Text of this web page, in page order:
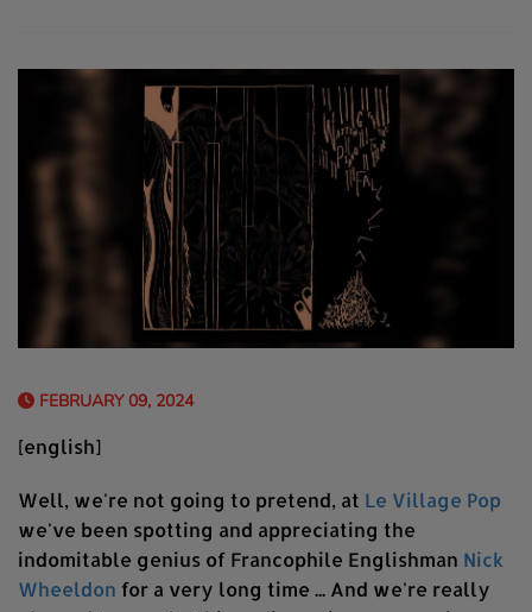
FEBRUARY 09, 2024
[english]
Well, we're not going to pretend, at Le Village Pop
we've been spotting and appreciating the
indomitable genius of Francophile Englishman Nick
Wheeldon for a very long time ... And we're really